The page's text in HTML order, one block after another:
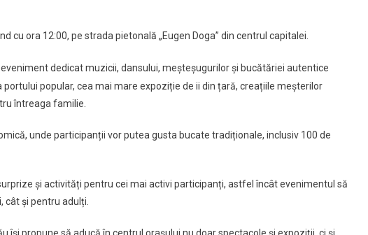
cu ora 12:00, pe strada pietonală „Eugen Doga” din centrul capitalei.
dedicat muzicii, dansului, meșteșugurilor și bucătăriei autentice
popular, cea mai mare expoziție de ii din țară, creațiile meșterilor
întreaga familie.
unde participanții vor putea gusta bucate tradiționale, inclusiv 100 de
și activități pentru cei mai activi participanți, astfel încât evenimentul să
și pentru adulți.